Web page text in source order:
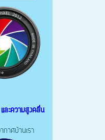
ละความสูงคลื่น
าศบ้านเรา